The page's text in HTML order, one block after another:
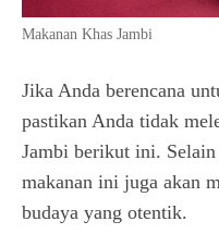
Makanan Khas Jambi
Jika Anda berencana
pastikan Anda tidak
Jambi berikut ini. Selain
makanan ini juga akan
budaya yang otentik.